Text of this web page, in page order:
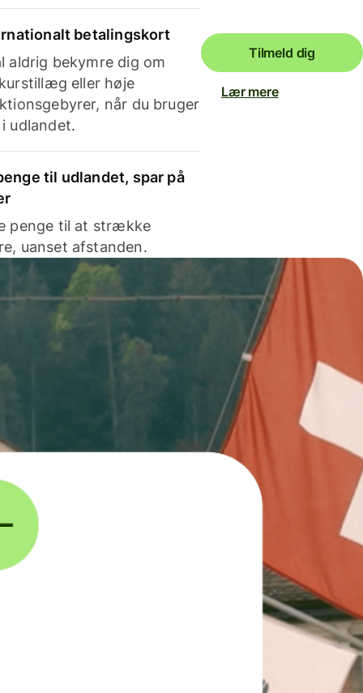
betalingskort
aldrig bekymre dig om
eller høje
når du bruger
udlandet.
til udlandet, spar på
penge til at strække
uanset afstanden.
Tilmeld dig
Lær mere